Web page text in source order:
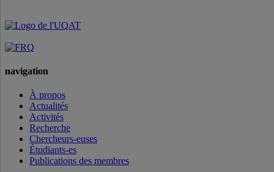
navigation
À propos
Actualités
Activités
Recherche
Chercheurs-euses
Étudiants-es
Publications des membres